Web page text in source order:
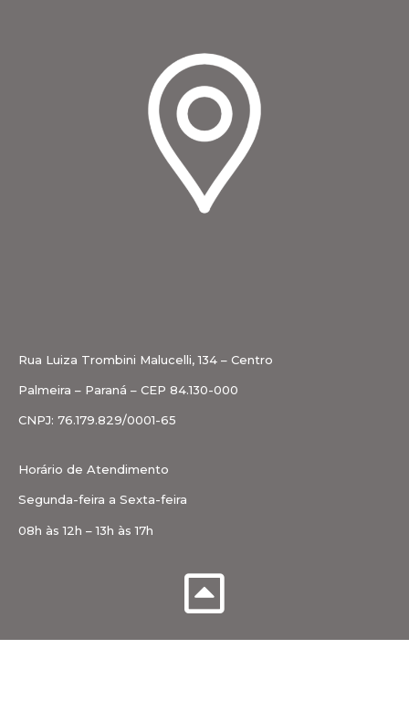
Rua Luiza Trombini Malucelli, 134 – Centro
Palmeira – Paraná – CEP 84.130-000
CNPJ: 76.179.829/0001-65
Horário de Atendimento
Segunda-feira a Sexta-feira
08h às 12h – 13h às 17h